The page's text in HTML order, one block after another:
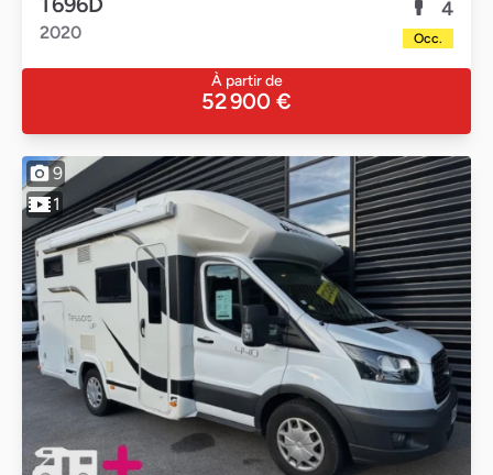
2020
4
Occ.
À partir de
52 900 €
9
1